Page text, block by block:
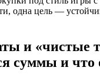
одна цель —
и «чистые
суммы и что